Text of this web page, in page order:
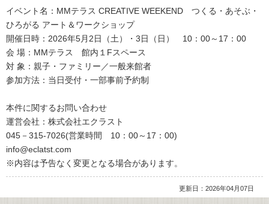
イベント名：MMテラス CREATIVE WEEKEND つくる・あそぶ・
ひろがる アート＆ワークショップ
開催日時：2026年5月2日（土）・3日（日） 10：00～17：00
会 場：MMテラス 館内１Fスペース
対 象：親子・ファミリー／一般来館者
参加方法：当日受付・一部事前予約制
本件に関するお問い合わせ
運営会社：株式会社エクラスト
045－315-7026(営業時間 10：00～17：00)
info@eclatst.com
※内容は予告なく変更となる場合があります。
更新日：2026年04月07日